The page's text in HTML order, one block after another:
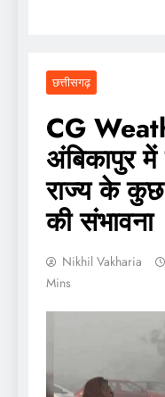
छत्तीसगढ़
CG
अंबिकापुर
राज्य के कुछ
की संभावना
Nikhil Vakharia
Mins